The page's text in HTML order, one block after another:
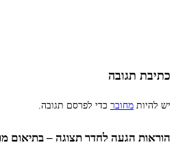
כתיבת תגובה
יש להיות מחובר כדי לפרסם תגובה.
הוראות הגעה לחדר תצוגה – בתיאום